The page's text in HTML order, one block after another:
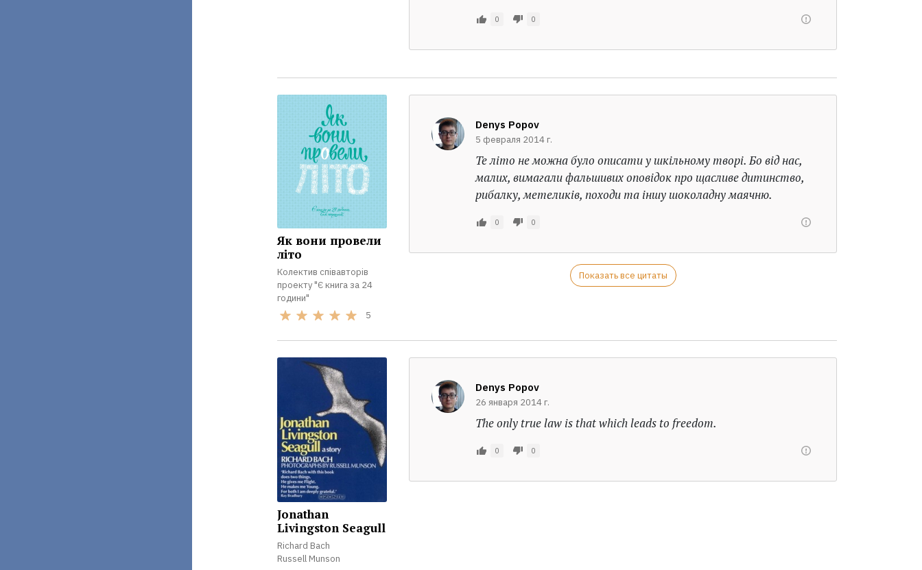
0 0
Як вони провели
літо
Колектив співавторів
проекту "Є книга за 24
години"
5
Denys Popov
5 февраля 2014 г.
Те літо не можна було описати у шкільному творі. Бо від нас,
малих, вимагали фальшивих оповідок про щасливе дитинство,
рибалку, метеликів, походи та іншу шоколадну маячню.
0 0
Показать все цитаты
Jonathan
Livingston Seagull
Richard Bach
Russell Munson
Denys Popov
26 января 2014 г.
The only true law is that which leads to freedom.
0 0